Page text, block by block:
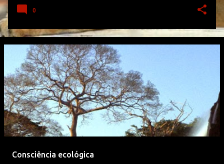
0
Consciência ecológica